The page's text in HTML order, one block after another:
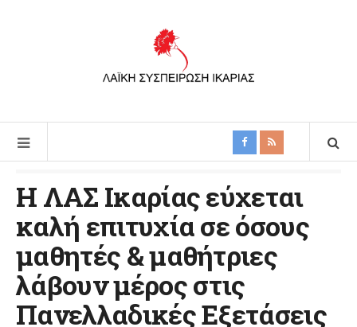
Η ΛΑΣ Ικαρίας εύχεται
καλή επιτυχία σε όσους
μαθητές & μαθήτριες
λάβουν μέρος στις
Πανελλαδικές Εξετάσεις